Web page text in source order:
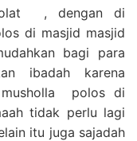
, dengan di
di masjid masjid
bagi para
ibadah karena
musholla polos di
tidak perlu lagi
itu juga sajadah